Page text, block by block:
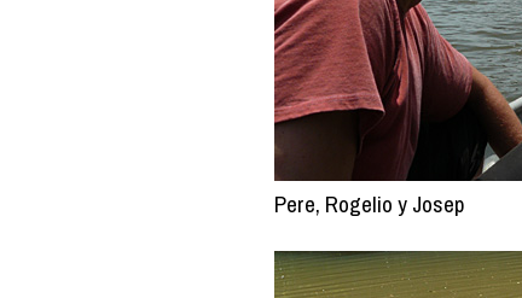
Pere, Rogelio y Josep